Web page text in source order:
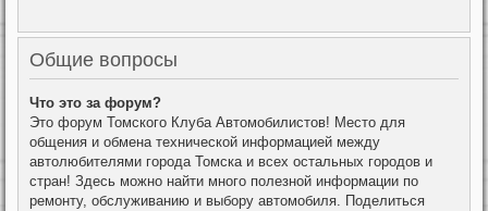
Общие вопросы
Что это за форум?
Это форум Томского Клуба Автомобилистов! Место для
общения и обмена технической информацией между
автолюбителями города Томска и всех остальных городов и
стран! Здесь можно найти много полезной информации по
ремонту, обслуживанию и выбору автомобиля. Поделиться